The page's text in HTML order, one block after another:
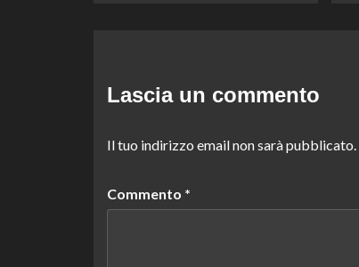
Lascia un commento
Il tuo indirizzo email non sarà pubblicato.
Commento *